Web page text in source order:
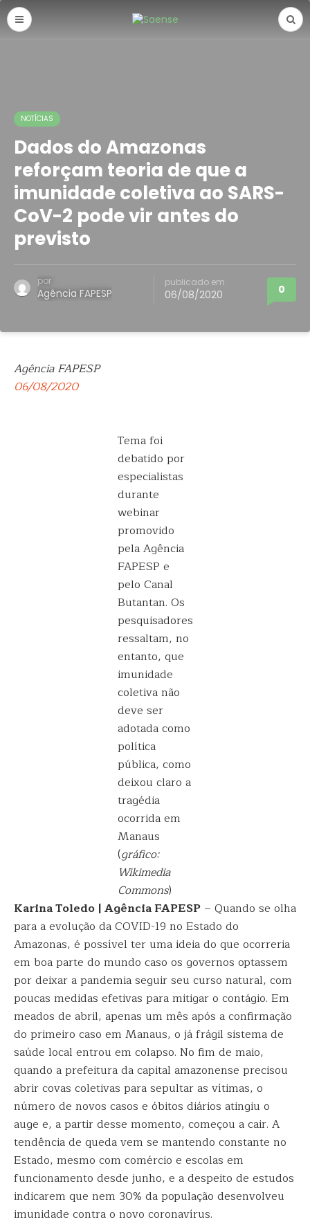
NOTÍCIAS
Dados do Amazonas
reforçam teoria de que a
imunidade coletiva ao SARS-
CoV-2 pode vir antes do
previsto
por
Agência FAPESP
publicado em
06/08/2020 0
Agência FAPESP
06/08/2020
Tema foi
debatido por
especialistas
durante
webinar
promovido
pela Agência
FAPESP e
pelo Canal
Butantan. Os
pesquisadores
ressaltam, no
entanto, que
imunidade
coletiva não
deve ser
adotada como
política
pública, como
deixou claro a
tragédia
ocorrida em
Manaus
(gráfico:
Wikimedia
Commons)
Karina Toledo | Agência FAPESP – Quando se olha
para a evolução da COVID-19 no Estado do
Amazonas, é possível ter uma ideia do que ocorreria
em boa parte do mundo caso os governos optassem
por deixar a pandemia seguir seu curso natural, com
poucas medidas efetivas para mitigar o contágio. Em
meados de abril, apenas um mês após a confirmação
do primeiro caso em Manaus, o já frágil sistema de
saúde local entrou em colapso. No fim de maio,
quando a prefeitura da capital amazonense precisou
abrir covas coletivas para sepultar as vítimas, o
número de novos casos e óbitos diários atingiu o
auge e, a partir desse momento, começou a cair. A
tendência de queda vem se mantendo constante no
Estado, mesmo com comércio e escolas em
funcionamento desde junho, e a despeito de estudos
indicarem que nem 30% da população desenvolveu
imunidade contra o novo coronavírus.